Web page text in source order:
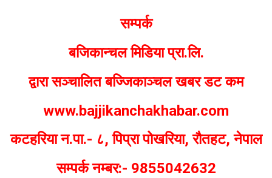
सम्पर्क
बजिकान्चल मिडिया प्रा.लि.
द्वारा सञ्चालित बज्जिकाञ्चल खबर डट कम
www.bajjikanchakhabar.com
कटहरिया न.पा.- ८, पिप्रा पोखरिया, रौतहट, नेपाल
सम्पर्क नम्बर:- 9855042632